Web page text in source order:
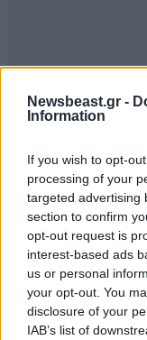
Newsbeast.gr -
Information
If you wish to opt-
processing of your
targeted advertising
section to confirm
opt-out request is
interest-based ads
us or personal
your opt-out. You
disclosure of your
IAB’s list of
TRENDING